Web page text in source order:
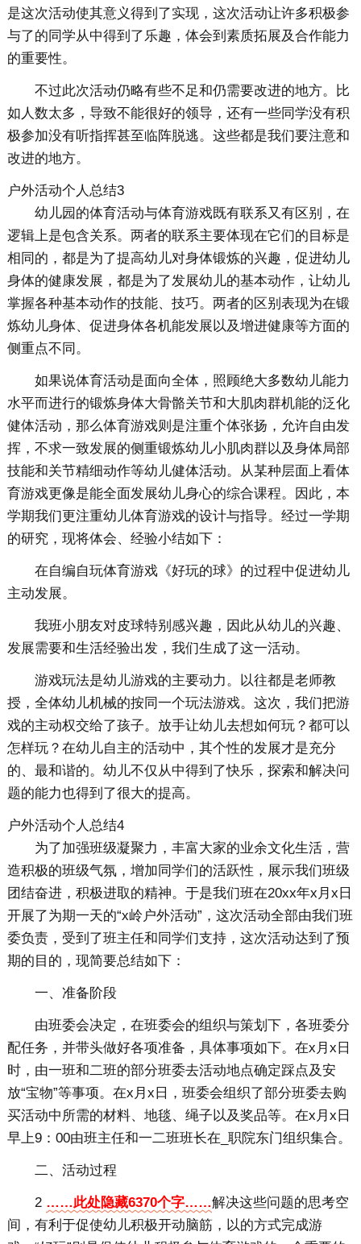
是这次活动使其意义得到了实现，这次活动让许多积极参
与了的同学从中得到了乐趣，体会到素质拓展及合作能力
的重要性。
不过此次活动仍略有些不足和仍需要改进的地方。比
如人数太多，导致不能很好的领导，还有一些同学没有积
极参加没有听指挥甚至临阵脱逃。这些都是我们要注意和
改进的地方。
户外活动个人总结3
幼儿园的体育活动与体育游戏既有联系又有区别，在
逻辑上是包含关系。两者的联系主要体现在它们的目标是
相同的，都是为了提高幼儿对身体锻炼的兴趣，促进幼儿
身体的健康发展，都是为了发展幼儿的基本动作，让幼儿
掌握各种基本动作的技能、技巧。两者的区别表现为在锻
炼幼儿身体、促进身体各机能发展以及增进健康等方面的
侧重点不同。
如果说体育活动是面向全体，照顾绝大多数幼儿能力
水平而进行的锻炼身体大骨骼关节和大肌肉群机能的泛化
健体活动，那么体育游戏则是注重个体张扬，允许自由发
挥，不求一致发展的侧重锻炼幼儿小肌肉群以及身体局部
技能和关节精细动作等幼儿健体活动。从某种层面上看体
育游戏更像是能全面发展幼儿身心的综合课程。因此，本
学期我们更注重幼儿体育游戏的设计与指导。经过一学期
的研究，现将体会、经验小结如下：
在自编自玩体育游戏《好玩的球》的过程中促进幼儿
主动发展。
我班小朋友对皮球特别感兴趣，因此从幼儿的兴趣、
发展需要和生活经验出发，我们生成了这一活动。
游戏玩法是幼儿游戏的主要动力。以往都是老师教
授，全体幼儿机械的按同一个玩法游戏。这次，我们把游
戏的主动权交给了孩子。放手让幼儿去想如何玩？都可以
怎样玩？在幼儿自主的活动中，其个性的发展才是充分
的、最和谐的。幼儿不仅从中得到了快乐，探索和解决问
题的能力也得到了很大的提高。
户外活动个人总结4
为了加强班级凝聚力，丰富大家的业余文化生活，营
造积极的班级气氛，增加同学们的活跃性，展示我们班级
团结奋进，积极进取的精神。于是我们班在20xx年x月x日
开展了为期一天的“x岭户外活动”，这次活动全部由我们班
委负责，受到了班主任和同学们支持，这次活动达到了预
期的目的，现简要总结如下：
一、准备阶段
由班委会决定，在班委会的组织与策划下，各班委分
配任务，并带头做好各项准备，具体事项如下。在x月x日
时，由一班和二班的部分班委去活动地点确定踩点及安
放“宝物”等事项。在x月x日，班委会组织了部分班委去购
买活动中所需的材料、地毯、绳子以及奖品等。在x月x日
早上9：00由班主任和一二班班长在_职院东门组织集合。
二、活动过程
2 ……此处隐藏6370个字……解决这些问题的思考空
间，有利于促使幼儿积极开动脑筋，以的方式完成游